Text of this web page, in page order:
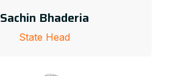
Sachin Bhaderia
State Head